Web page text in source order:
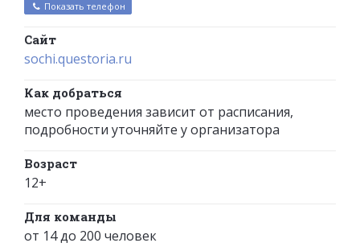
Показать телефон
Сайт
sochi.questoria.ru
Как добраться
место проведения зависит от расписания,
подробности уточняйте у организатора
Возраст
12+
Для команды
от 14 до 200 человек